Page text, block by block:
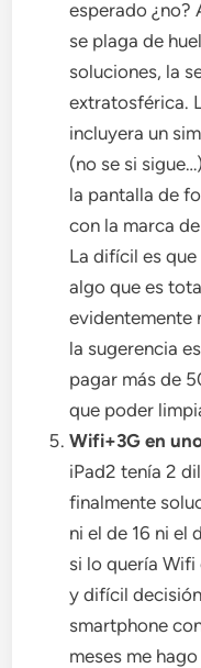
esperado ¿no?
se plaga de
soluciones, la
extratosférica.
incluyera un
(no se si
la pantalla de
con la marca
La difícil es
algo que es
evidentemente
la sugerencia
pagar más de
que poder
Wifi+3G en
iPad2 tenía 2
finalmente
ni el de 16 ni el
si lo quería Wifi
y difícil
smartphone
meses me